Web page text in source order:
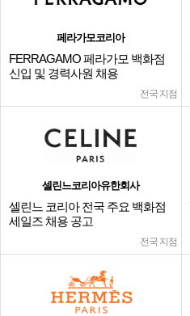
페라가모코리아
FERRAGAMO 페라가모 백화점
신입 및 경력사원 채용
전국 지점
셀린느코리아유한회사
셀린느 코리아 전국 주요 백화점
세일즈 채용 공고
전국 지점